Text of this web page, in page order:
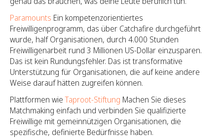
Paramounts Ein kompetenzorientiertes
Freiwilligenprogramm, das über Catchafire durchgeführt
wurde, half Organisationen, durch 4.000 Stunden
Freiwilligenarbeit rund 3 Millionen US-Dollar einzusparen.
Das ist kein Rundungsfehler. Das ist transformative
Unterstützung für Organisationen, die auf keine andere
Weise darauf hätten zugreifen können.
Plattformen wieTaproot-Stiftung Machen Sie dieses
Matchmaking einfach und verbinden Sie qualifizierte
Freiwillige mit gemeinnützigen Organisationen, die
spezifische, definierte Bedürfnisse haben.